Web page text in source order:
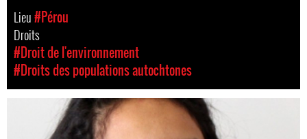
Lieu#Pérou
Droits
#Droit de l'environnement
#Droits des populations autochtones